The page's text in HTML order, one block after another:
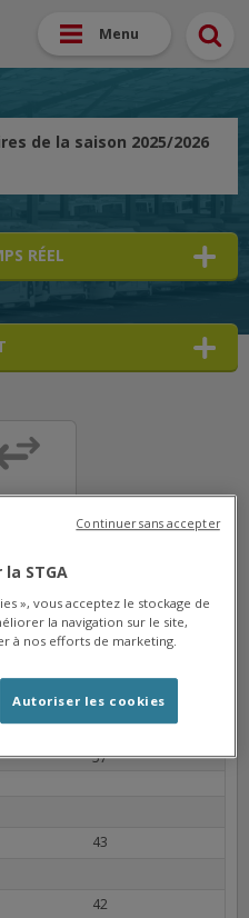
Menu
de la saison 2025/2026
RÉEL
➜
à : 12h05
14h31, 15h45
42
57
43
42
STGA
», vous acceptez le stockage de
la navigation sur le site,
à nos efforts de marketing.
Autoriser les cookies
Continuer sans accepter